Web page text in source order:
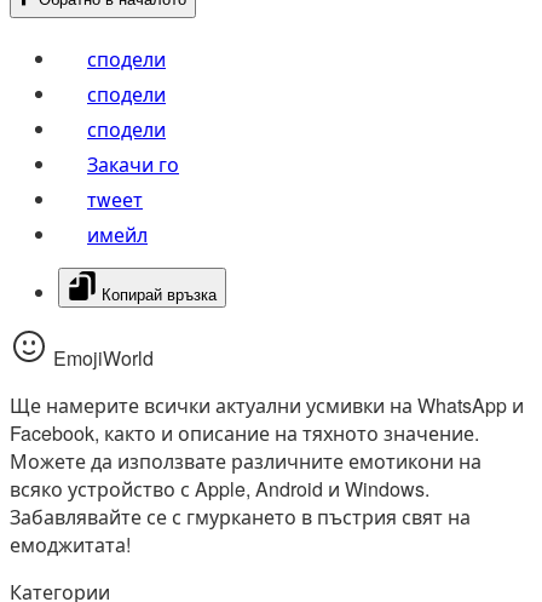
сподели
сподели
сподели
Закачи го
тwеет
имейл
Копирай връзка
EmojiWorld
Ще намерите всички актуални усмивки на WhatsApp и
Facebook, както и описание на тяхното значение.
Можете да използвате различните емотикони на
всяко устройство с Apple, Android и Windows.
Забавлявайте се с гмуркането в пъстрия свят на
емоджитата!
Категории